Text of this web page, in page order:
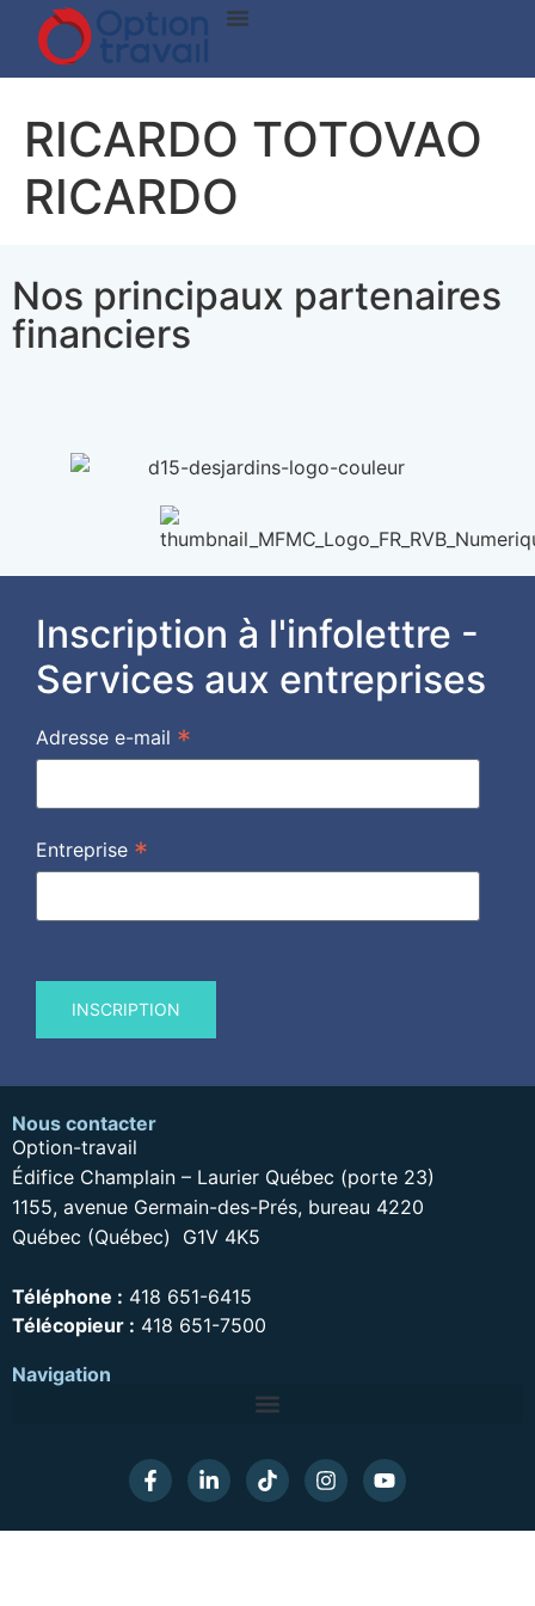
RICARDO TOTOVAO
RICARDO
Nos principaux partenaires
financiers
Inscription à l'infolettre -
Services aux entreprises
Adresse e-mail *
Entreprise *
Nous contacter
Option-travail
Édifice Champlain – Laurier Québec (porte 23)
1155, avenue Germain-des-Prés, bureau 4220
Québec (Québec) G1V 4K5
Téléphone : 418 651-6415
Télécopieur : 418 651-7500
Navigation